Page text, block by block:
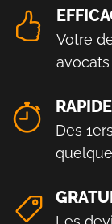
Votre
RAPIDE
Des